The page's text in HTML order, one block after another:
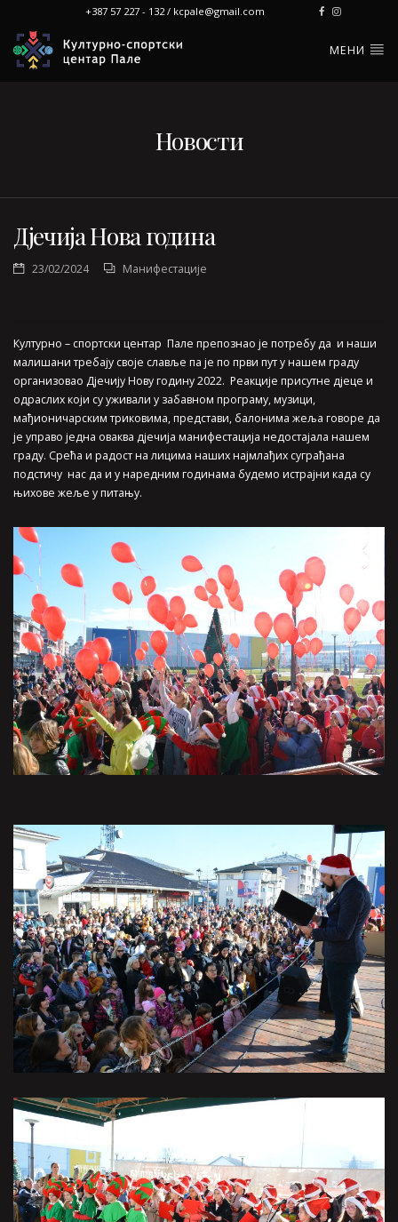
+387 57 227 - 132 / kcpale@gmail.com
МЕНИ
Новости
Дјечија Нова година
23/02/2024 Манифестације
Културно – спортски центар Пале препознао је потребу да и наши
малишани требају своје славље па је по први пут у нашем граду
организовао Дјечију Нову годину 2022. Реакције присутне дјеце и
одраслих који су уживали у забавном програму, музици,
мађионичарским триковима, представи, балонима жеља говоре да
је управо једна оваква дјечија манифестација недостајала нашем
граду. Срећа и радост на лицима наших најмлађих суграђана
подстичу нас да и у наредним годинама будемо истрајни када су
њихове жеље у питању.